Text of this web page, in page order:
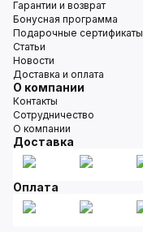
Гарантии и возврат
Бонусная программа
Подарочные сертификаты
Статьи
Новости
Доставка и оплата
О компании
Контакты
Сотрудничество
О компании
Доставка
Оплата